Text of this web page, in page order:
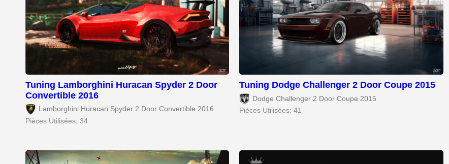
Tuning Lamborghini Huracan Spyder 2 Door
Convertible 2016
Lamborghini Huracan Spyder 2 Door Convertible 2016
Pièces Utilisées: 34
Tuning Dodge Challenger 2 Door Coupe 2015
Dodge Challenger 2 Door Coupe 2015
Pièces Utilisées: 41